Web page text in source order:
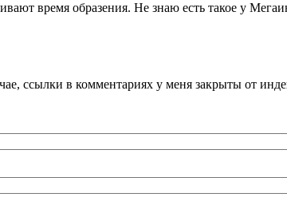
время образения. Не знаю есть такое у
ссылки в комментариях у меня закрыты от